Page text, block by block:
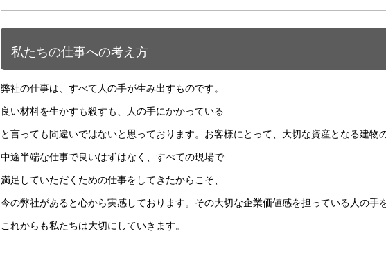
私たちの仕事への考え方
弊社の仕事は、すべて人の手が生み出すものです。
良い材料を生かすも殺すも、人の手にかかっている
と言っても間違いではないと思っております。お客様にとって、大切な資産となる建物
中途半端な仕事で良いはずはなく、すべての現場で
満足していただくための仕事をしてきたからこそ、
今の弊社があると心から実感しております。その大切な企業価値感を担っている人の手を
これからも私たちは大切にしていきます。